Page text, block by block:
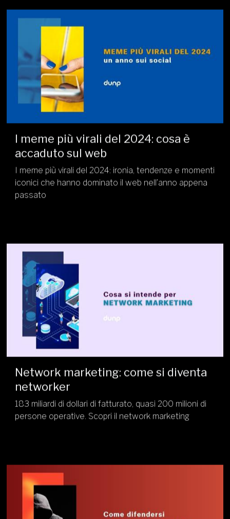
I meme più virali del 2024: cosa è
accaduto sul web
I meme più virali del 2024: ironia, tendenze e momenti
iconici che hanno dominato il web nell’anno appena
passato
Network marketing: come si diventa
networker
183 miliardi di dollari di fatturato, quasi 200 milioni di
persone operative. Scopri il network marketing